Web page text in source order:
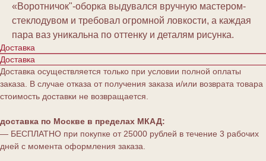
«Воротничок"-оборка выдувался вручную мастером-
стеклодувом и требовал огромной ловкости, а каждая
пара ваз уникальна по оттенку и деталям рисунка.
Доставка
Доставка
Доставка осуществляется только при условии полной оплаты
заказа. В случае отказа от получения заказа и/или возврата товара
стоимость доставки не возвращается.
доставка по Москве в пределах МКАД:
— БЕСПЛАТНО при покупке от 25000 рублей в течение 3 рабочих
дней с момента оформления заказа.